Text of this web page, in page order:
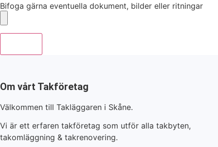
Bifoga gärna eventuella dokument, bilder eller ritningar
Om vårt Takföretag
Välkommen till Takläggaren i Skåne.
Vi är ett erfaren takföretag som utför alla takbyten,
takomläggning & takrenovering.